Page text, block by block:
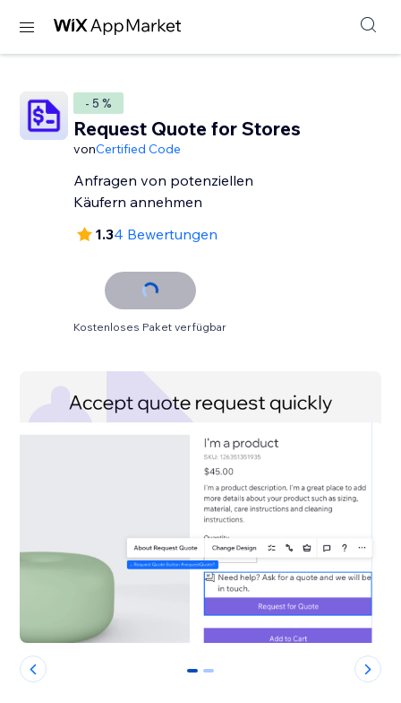
- 5 %
Request Quote for Stores
vonCertified Code
Anfragen von potenziellen
Käufern annehmen
1.34 Bewertungen
Kostenloses Paket verfügbar
0 1